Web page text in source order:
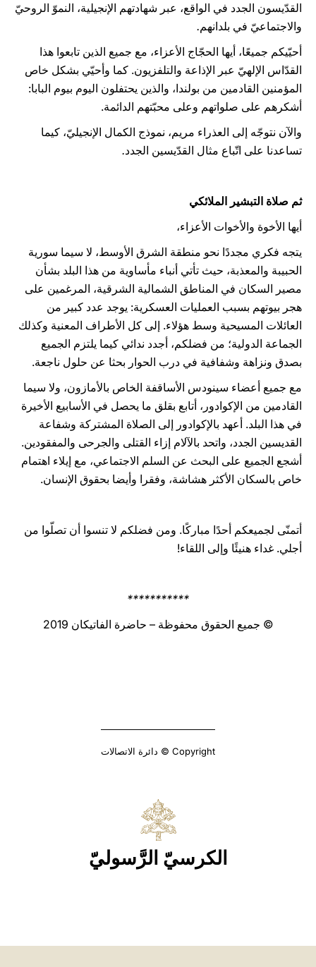
القدّيسون الجدد في الواقع، عبر شهادتهم الإنجيلية، النموّ الروحيّ
والاجتماعيّ في بلدانهم.
أحيّيكم جميعًا، أيها الحجّاج الأعزاء، مع جميع الذين تابعوا هذا
القدّاس الإلهيّ عبر الإذاعة والتلفزيون. كما وأحيّي بشكل خاص
المؤمنين القادمين من بولندا، والذين يحتفلون اليوم بيوم البابا:
أشكرهم على صلواتهم وعلى محبّتهم الدائمة.
والآن نتوجّه إلى العذراء مريم، نموذج الكمال الإنجيليّ، كيما
تساعدنا على اتّباع مثال القدّيسين الجدد.
ثم صلاة التبشير الملائكي
أيها الأخوة والأخوات الأعزاء،
يتجه فكري مجددًا نحو منطقة الشرق الأوسط، لا سيما سورية
الحبيبة والمعذبة، حيث تأتي أنباء مأساوية من هذا البلد بشأن
مصير السكان في المناطق الشمالية الشرقية، المرغمين على
هجر بيوتهم بسبب العمليات العسكرية: يوجد عدد كبير من
العائلات المسيحية وسط هؤلاء. إلى كل الأطراف المعنية وكذلك
الجماعة الدولية؛ من فضلكم، أجدد ندائي كيما يلتزم الجميع
بصدق ونزاهة وشفافية في درب الحوار بحثا عن حلول ناجعة.
مع جميع أعضاء سينودس الأساقفة الخاص بالأمازون، ولا سيما
القادمين من الإكوادور، أتابع بقلق ما يحصل في الأسابيع الأخيرة
في هذا البلد. أعهد بالإكوادور إلى الصلاة المشتركة وشفاعة
القديسين الجدد، واتحد بالآلام إزاء القتلى والجرحى والمفقودين.
أشجع الجميع على البحث عن السلم الاجتماعي، مع إيلاء اهتمام
خاص بالسكان الأكثر هشاشة، وفقرا وأيضا بحقوق الإنسان.
أتمنّى لجميعكم أحدًا مباركًا. ومن فضلكم لا تنسوا أن تصلّوا من
أجلي. غداء هنيئًا وإلى اللقاء!
***********
© جميع الحقوق محفوظة – حاضرة الفاتيكان 2019
Copyright © دائرة الاتصالات
الكرسيّ الرَّسوليّ